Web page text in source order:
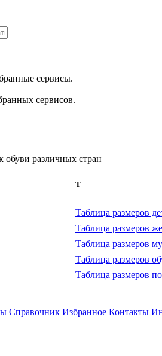
сервисы.
сервисов.
обуви различных стран
Т
Таблица размеров
Таблица размеров
Таблица размеров
Таблица размеров
Таблица размеров
Справочник Избранное Контакты